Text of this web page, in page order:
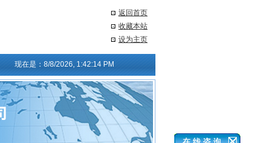
返回首页
收藏本站
设为主页
现在是： 8/8/2026, 1:42:15 PM